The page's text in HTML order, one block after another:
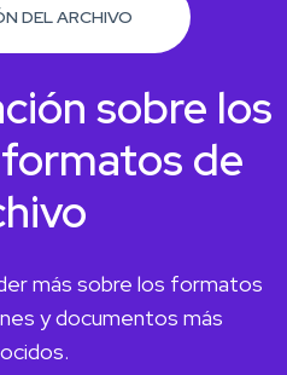
DEL ARCHIVO
sobre los
de
más sobre los formatos
y documentos más